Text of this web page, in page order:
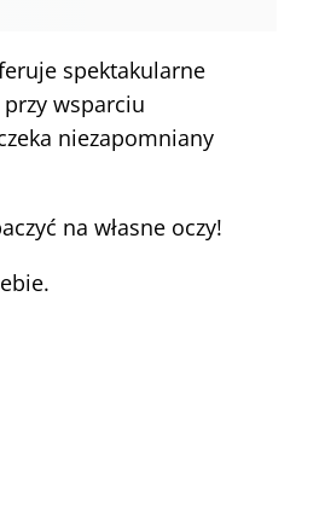
spektakularne
wsparciu
niezapomniany
na własne oczy!